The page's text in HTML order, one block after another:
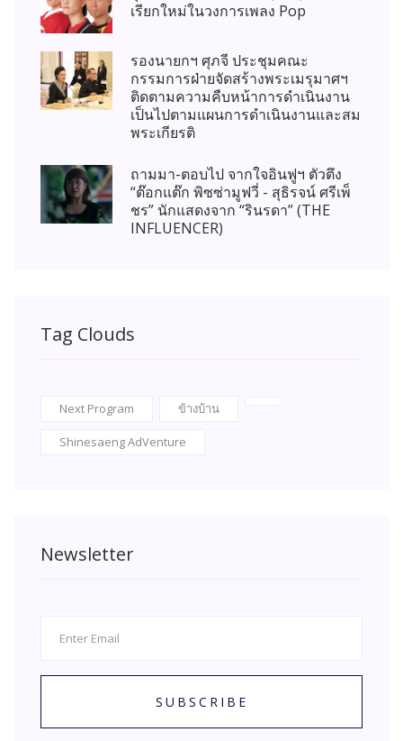
เรียกใหม่ในวงการเพลง Pop
รองนายกฯ ศุภจี ประชุมคณะ
กรรมการฝ่ายจัดสร้างพระเมรุมาศฯ
ติดตามความคืบหน้าการดำเนินงาน
เป็นไปตามแผนการดำเนินงานและสม
พระเกียรติ
ถามมา-ตอบไป จากใจอินฟูฯ ตัวตึง
“ต๊อกแต๊ก พิซซ่ามูฟวี่ - สุธิรจน์ ศรีเพ็
ชร” นักแสดงจาก “รินรดา” (THE
INFLUENCER)
Tag Clouds
Next Program ข้างบ้าน
Shinesaeng AdVenture
Newsletter
SUBSCRIBE